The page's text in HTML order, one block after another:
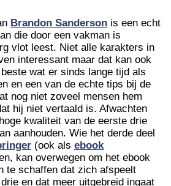
Brandon Sanderson is een echt
die door een vakman is
vlot leest. Niet alle karakters in
interessant maar dat kan ook
wat er sinds lange tijd als
en een van de echte tips bij de
nog niet zoveel mensen hem
hij niet vertaald is. Afwachten
kwaliteit van de eerste drie
aanhouden. Wie het derde deel
(ook als ebook
kan overwegen om het ebook
te schaffen dat zich afspeelt
en dat meer uitgebreid ingaat